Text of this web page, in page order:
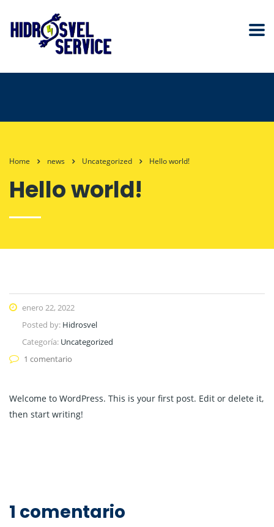
Home news Uncategorized Hello world!
Hello world!
enero 22, 2022
Posted by: Hidrosvel
Categoría: Uncategorized
1 comentario
Welcome to WordPress. This is your first post. Edit or delete it,
then start writing!
1 comentario